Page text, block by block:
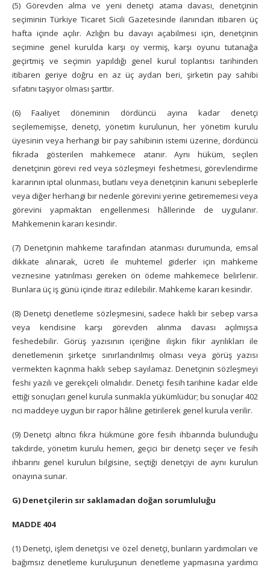
(5) Görevden alma ve yeni denetçi atama davası, denetçinin
seçiminin Türkiye Ticaret Sicili Gazetesinde ilanından itibaren üç
hafta içinde açılır. Azlığın bu davayı açabilmesi için, denetçinin
seçimine genel kurulda karşı oy vermiş, karşı oyunu tutanağa
geçirtmiş ve seçimin yapıldığı genel kurul toplantısı tarihinden
itibaren geriye doğru en az üç aydan beri, şirketin pay sahibi
sıfatını taşıyor olması şarttır.
(6) Faaliyet döneminin dördüncü ayına kadar denetçi
seçilememişse, denetçi, yönetim kurulunun, her yönetim kurulu
üyesinin veya herhangi bir pay sahibinin istemi üzerine, dördüncü
fıkrada gösterilen mahkemece atanır. Aynı hüküm, seçilen
denetçinin görevi red veya sözleşmeyi feshetmesi, görevlendirme
kararının iptal olunması, butlanı veya denetçinin kanuni sebeplerle
veya diğer herhangi bir nedenle görevini yerine getirememesi veya
görevini yapmaktan engellenmesi hâllerinde de uygulanır.
Mahkemenin kararı kesindir.
(7) Denetçinin mahkeme tarafından atanması durumunda, emsal
dikkate alınarak, ücreti ile muhtemel giderler için mahkeme
veznesine yatırılması gereken ön ödeme mahkemece belirlenir.
Bunlara üç iş günü içinde itiraz edilebilir. Mahkeme kararı kesindir.
(8) Denetçi denetleme sözleşmesini, sadece haklı bir sebep varsa
veya kendisine karşı görevden alınma davası açılmışsa
feshedebilir. Görüş yazısının içeriğine ilişkin fikir ayrılıkları ile
denetlemenin şirketçe sınırlandırılmış olması veya görüş yazısı
vermekten kaçınma haklı sebep sayılamaz. Denetçinin sözleşmeyi
feshi yazılı ve gerekçeli olmalıdır. Denetçi fesih tarihine kadar elde
ettiği sonuçları genel kurula sunmakla yükümlüdür; bu sonuçlar 402
nci maddeye uygun bir rapor hâline getirilerek genel kurula verilir.
(9) Denetçi altıncı fıkra hükmüne göre fesih ihbarında bulunduğu
takdirde, yönetim kurulu hemen, geçici bir denetçi seçer ve fesih
ihbarını genel kurulun bilgisine, seçtiği denetçiyi de aynı kurulun
onayına sunar.
G) Denetçilerin sır saklamadan doğan sorumluluğu
MADDE 404
(1) Denetçi, işlem denetçisi ve özel denetçi, bunların yardımcıları ve
bağımsız denetleme kuruluşunun denetleme yapmasına yardımcı